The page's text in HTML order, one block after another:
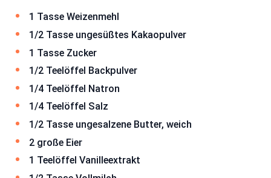
1 Tasse Weizenmehl
1/2 Tasse ungesüßtes Kakaopulver
1 Tasse Zucker
1/2 Teelöffel Backpulver
1/4 Teelöffel Natron
1/4 Teelöffel Salz
1/2 Tasse ungesalzene Butter, weich
2 große Eier
1 Teelöffel Vanilleextrakt